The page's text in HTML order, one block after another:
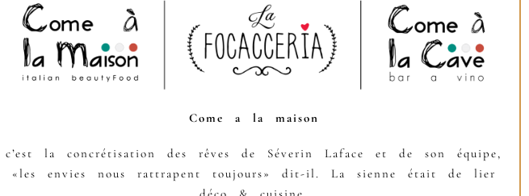
Come a la maison
c’est la concrétisation des rêves de Séverin Laface et de son équipe,
«les envies nous rattrapent toujours» dit-il. La sienne était de lier